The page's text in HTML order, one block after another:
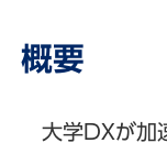
概要
大学DXが加